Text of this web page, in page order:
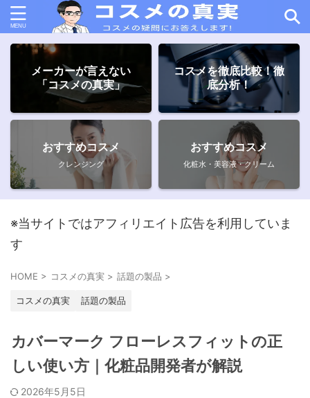
メーカーが言えない
「コスメの真実」
コスメを徹底比較！徹
底分析！
おすすめコスメ
クレンジング
おすすめコスメ
化粧水・美容液・クリーム
※当サイトではアフィリエイト広告を利用していま
す
HOME > コスメの真実 > 話題の製品 >
コスメの真実 話題の製品
カバーマーク フローレスフィットの正
しい使い方｜化粧品開発者が解説
2026年5月5日